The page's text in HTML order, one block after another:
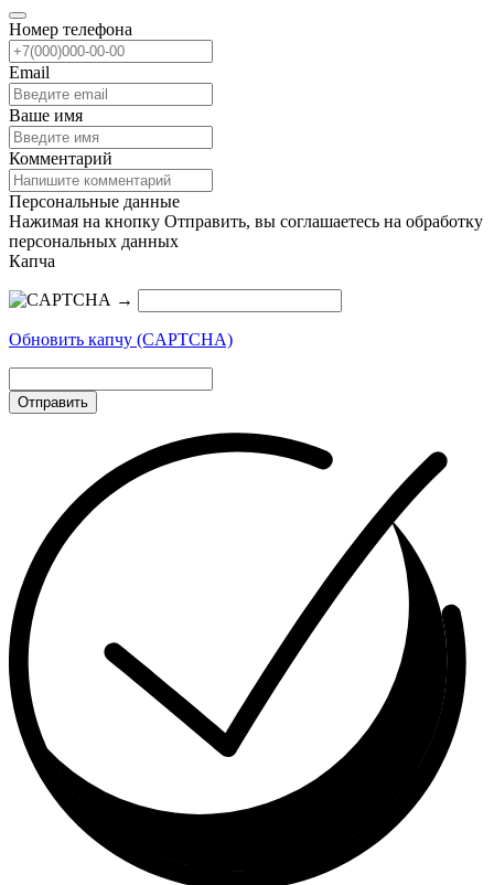
Номер телефона
Email
Ваше имя
Комментарий
Персональные данные
Нажимая на кнопку Отправить, вы соглашаетесь на обработку
персональных данных
Капча
→
Обновить капчу (CAPTCHA)
Отправить